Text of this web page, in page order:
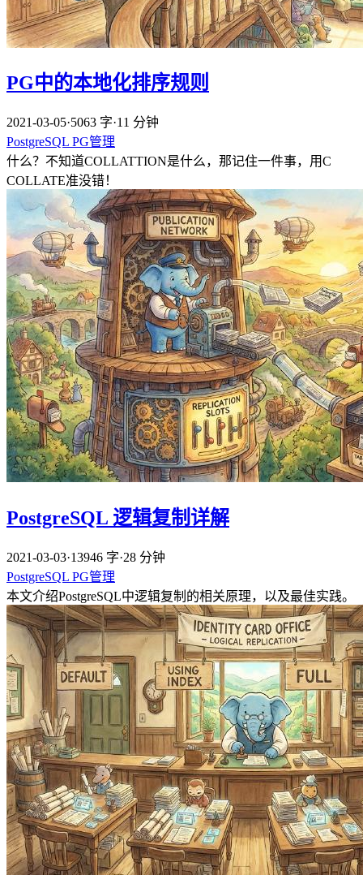
PG中的本地化排序规则
2021-03-05·5063 字·11 分钟
PostgreSQL PG管理
什么？不知道COLLATTION是什么，那记住一件事，用C
COLLATE准没错！
PostgreSQL 逻辑复制详解
2021-03-03·13946 字·28 分钟
PostgreSQL PG管理
本文介绍PostgreSQL中逻辑复制的相关原理，以及最佳实践。